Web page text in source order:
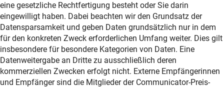
eine gesetzliche Rechtfertigung besteht oder Sie darin
eingewilligt haben. Dabei beachten wir den Grundsatz der
Datensparsamkeit und geben Daten grundsätzlich nur in dem
für den konkreten Zweck erforderlichen Umfang weiter. Dies gilt
insbesondere für besondere Kategorien von Daten. Eine
Datenweitergabe an Dritte zu ausschließlich deren
kommerziellen Zwecken erfolgt nicht. Externe Empfängerinnen
und Empfänger sind die Mitglieder der Communicator-Preis-